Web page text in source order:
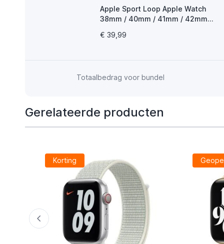
Apple Sport Loop Apple Watch
38mm / 40mm / 41mm / 42mm
€ 39,99
Totaalbedrag voor bundel
Gerelateerde producten
Korting